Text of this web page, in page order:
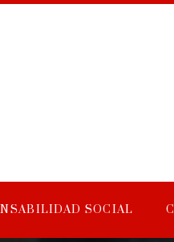
SOCIAL